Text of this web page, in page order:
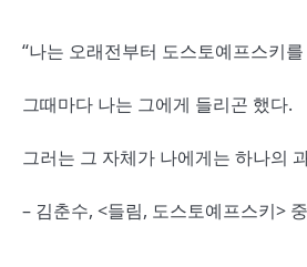
“나는 오래전부터 도스토예프스키
그때마다 나는 그에게 들리곤 했다.
그러는 그 자체가 나에게는 하나의
– 김춘수, <들림, 도스토예프스키> 중